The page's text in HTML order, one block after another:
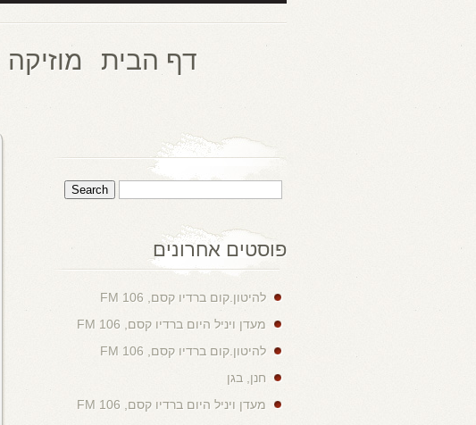
דף הבית מוזיקה
פוסטים אחרונים
להיטון.קום ברדיו קסם, 106 FM
מעדן ויניל היום ברדיו קסם, 106 FM
להיטון.קום ברדיו קסם, 106 FM
חנן, בגן
מעדן ויניל היום ברדיו קסם, 106 FM